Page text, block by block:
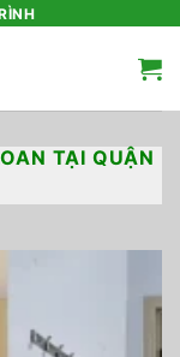
TẠI QUẬN